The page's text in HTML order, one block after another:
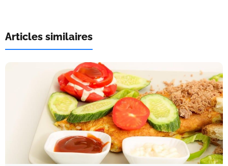
Articles similaires